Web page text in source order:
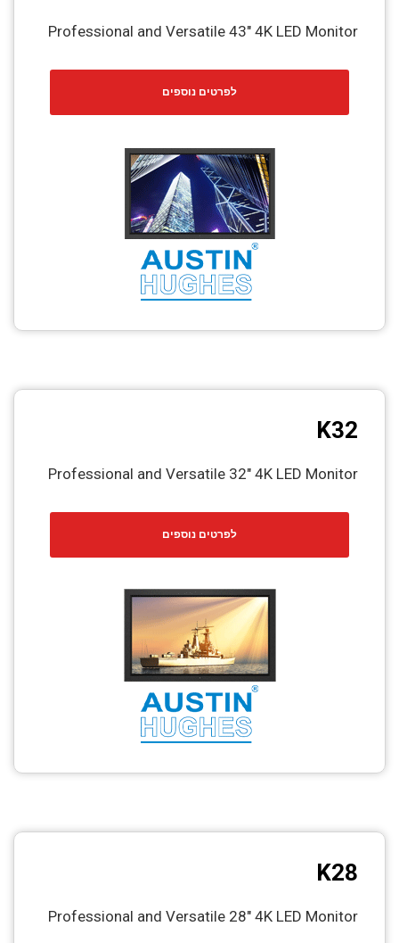
Professional and Versatile 43″ 4K LED Monitor
לפרטים נוספים
K32
Professional and Versatile 32″ 4K LED Monitor
לפרטים נוספים
K28
Professional and Versatile 28″ 4K LED Monitor